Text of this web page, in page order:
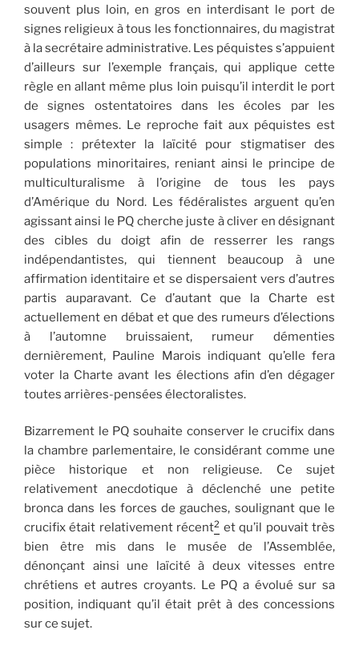
souvent plus loin, en gros en interdisant le port de
signes religieux à tous les fonctionnaires, du magistrat
à la secrétaire administrative. Les péquistes s’appuient
d’ailleurs sur l’exemple français, qui applique cette
règle en allant même plus loin puisqu’il interdit le port
de signes ostentatoires dans les écoles par les
usagers mêmes. Le reproche fait aux péquistes est
simple : prétexter la laïcité pour stigmatiser des
populations minoritaires, reniant ainsi le principe de
multiculturalisme à l’origine de tous les pays
d’Amérique du Nord. Les fédéralistes arguent qu’en
agissant ainsi le PQ cherche juste à cliver en désignant
des cibles du doigt afin de resserrer les rangs
indépendantistes, qui tiennent beaucoup à une
affirmation identitaire et se dispersaient vers d’autres
partis auparavant. Ce d’autant que la Charte est
actuellement en débat et que des rumeurs d’élections
à l’automne bruissaient, rumeur démenties
dernièrement, Pauline Marois indiquant qu’elle fera
voter la Charte avant les élections afin d’en dégager
toutes arrières-pensées électoralistes.
Bizarrement le PQ souhaite conserver le crucifix dans
la chambre parlementaire, le considérant comme une
pièce historique et non religieuse. Ce sujet
relativement anecdotique à déclenché une petite
bronca dans les forces de gauches, soulignant que le
crucifix était relativement récent2 et qu’il pouvait très
bien être mis dans le musée de l’Assemblée,
dénonçant ainsi une laïcité à deux vitesses entre
chrétiens et autres croyants. Le PQ a évolué sur sa
position, indiquant qu’il était prêt à des concessions
sur ce sujet.